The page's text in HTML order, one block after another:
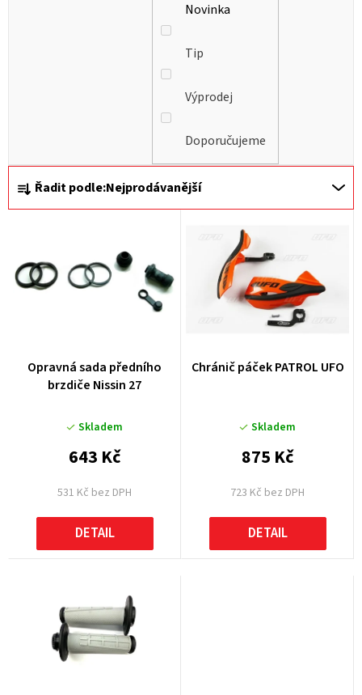
Ř
a
n
Řadit podle:Nejprodávanější
Novinka
Tip
Výprodej
Doporučujeme
Opravná sada předního
brzdiče Nissin 27
Skladem
531 Kč bez DPH
643 Kč
DETAIL
Chránič páček PATROL UFO
Skladem
723 Kč bez DPH
875 Kč
DETAIL